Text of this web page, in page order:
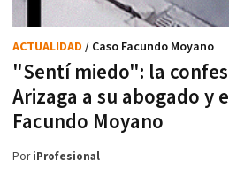
"Sentí miedo": la
Arizaga a su abogado y
Facundo Moyano
ACTUALIDAD / Caso Facundo Moyano
PoriProfesional